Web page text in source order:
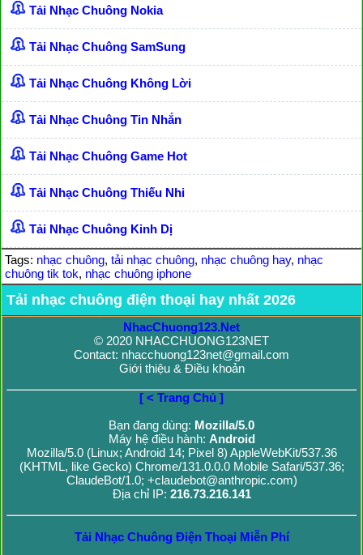
Tải Nhạc Chuông Nokia
Tải Nhạc Chuông SamSung
Tải Nhạc Chuông Không Lời
Tải Nhạc Chuông Tin Nhắn
Tải Nhạc Chuông Game Hot
Tải Nhạc Chuông Thiếu Nhi
Tải Nhạc Chuông Kinh Dị
Tags: nhạc chuông, tải nhạc chuông, nhạc chuông hay, nhạc
chuông tik tok, nhạc chuông iphone
Tải nhạc chuông điện thoại hay nhất 2026
NhacChuong123.Net
© 2020 NHACCHUONG123NET
Contact: nhacchuong123net@gmail.com
Giới thiệu & Điều khoản
[ < Trang Chủ ]
Bạn đang dùng: Mozilla/5.0
Máy hệ điều hành: Android
Mozilla/5.0 (Linux; Android 14; Pixel 8) AppleWebKit/537.36
(KHTML, like Gecko) Chrome/131.0.0.0 Mobile Safari/537.36;
ClaudeBot/1.0; +claudebot@anthropic.com)
Địa chỉ IP: 216.73.216.141
Tải Nhạc Chuông Điện Thoại Miễn Phí